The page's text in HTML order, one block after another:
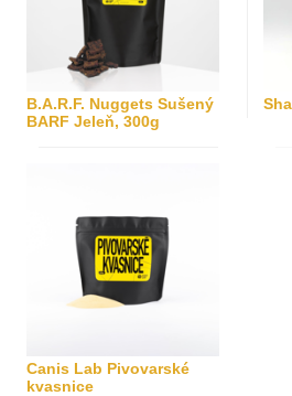
B.A.R.F. Nuggets Sušený
BARF Jeleň, 300g
Canis Lab Pivovarské
kvasnice